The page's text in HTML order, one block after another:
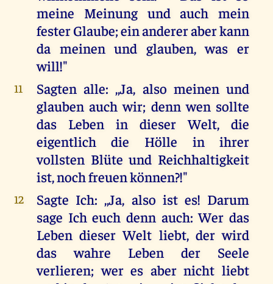
meine Meinung und auch mein
fester Glaube; ein anderer aber kann
da meinen und glauben, was er
will!"
11
Sagten alle: ,,Ja, also meinen und
glauben auch wir; denn wen sollte
das Leben in dieser Welt, die
eigentlich die Hölle in ihrer
vollsten Blüte und Reichhaltigkeit
ist, noch freuen können?!"
12
Sagte Ich: ,,Ja, also ist es! Darum
sage Ich euch denn auch: Wer das
Leben dieser Welt liebt, der wird
das wahre Leben der Seele
verlieren; wer es aber nicht liebt